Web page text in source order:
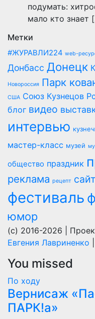
подумать:
мало кто знает
Метки
#ЖУРАВЛИ224 web-
Донбасс Донецк
Новороссия Парк
США Союз Кузнецов
блог видео
интервью
мастер-класс музей
общество праздник
реклама рецепт сайт
фестиваль
юмор
(c) 2016-2026 |
Евгения Лавриненко
You missed
По ходу
Вернисаж
ПАРК!а»